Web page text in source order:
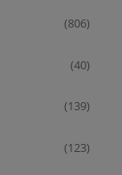
(806)
(40)
(139)
(123)